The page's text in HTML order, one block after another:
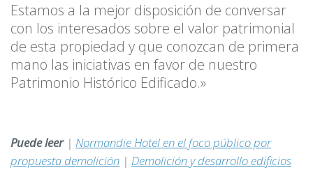
Estamos a la mejor disposición de conversar
con los interesados sobre el valor patrimonial
de esta propiedad y que conozcan de primera
mano las iniciativas en favor de nuestro
Patrimonio Histórico Edificado.»
Puede leer| Normandie Hotel en el foco público por
propuesta demolición | Demolición y desarrollo edificios